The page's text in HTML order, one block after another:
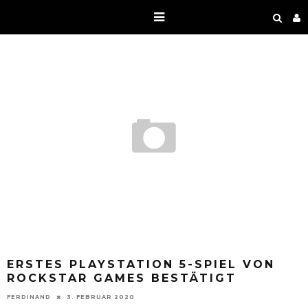
ERSTES PLAYSTATION 5-SPIEL VON
ROCKSTAR GAMES BESTÄTIGT
FERDINAND 3. FEBRUAR 2020